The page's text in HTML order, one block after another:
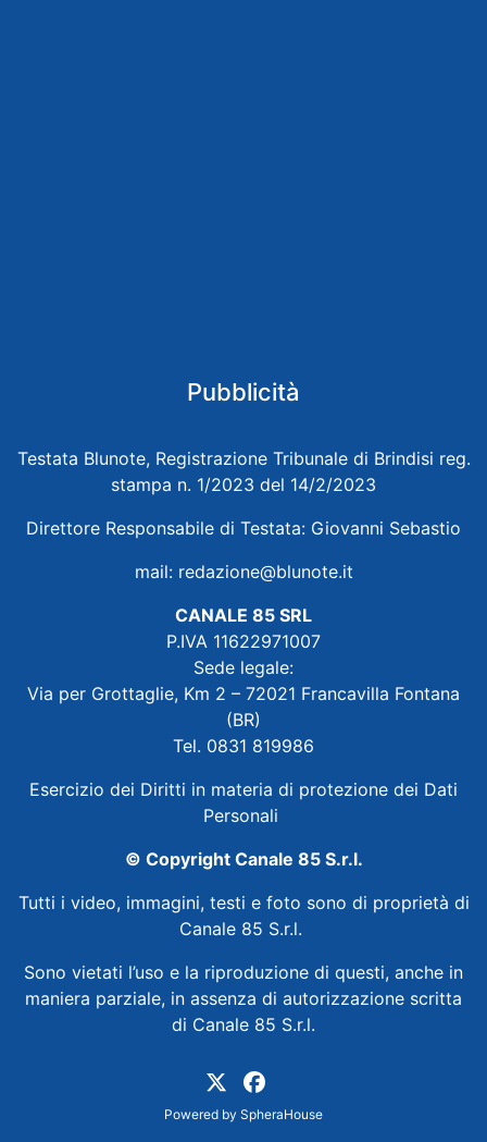
Pubblicità
Testata Blunote, Registrazione Tribunale di Brindisi reg.
stampa n. 1/2023 del 14/2/2023
Direttore Responsabile di Testata: Giovanni Sebastio
mail: redazione@blunote.it
CANALE 85 SRL
P.IVA 11622971007
Sede legale:
Via per Grottaglie, Km 2 – 72021 Francavilla Fontana
(BR)
Tel. 0831 819986
Esercizio dei Diritti in materia di protezione dei Dati
Personali
© Copyright Canale 85 S.r.l.
Tutti i video, immagini, testi e foto sono di proprietà di
Canale 85 S.r.l.
Sono vietati l’uso e la riproduzione di questi, anche in
maniera parziale, in assenza di autorizzazione scritta
di Canale 85 S.r.l.
Powered by SpheraHouse